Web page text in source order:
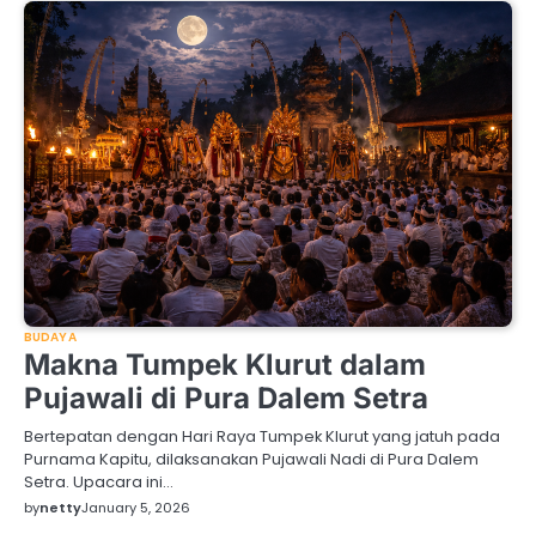
BUDAYA
Makna Tumpek Klurut dalam
Pujawali di Pura Dalem Setra
Bertepatan dengan Hari Raya Tumpek Klurut yang jatuh pada
Purnama Kapitu, dilaksanakan Pujawali Nadi di Pura Dalem
Setra. Upacara ini…
bynettyJanuary 5, 2026